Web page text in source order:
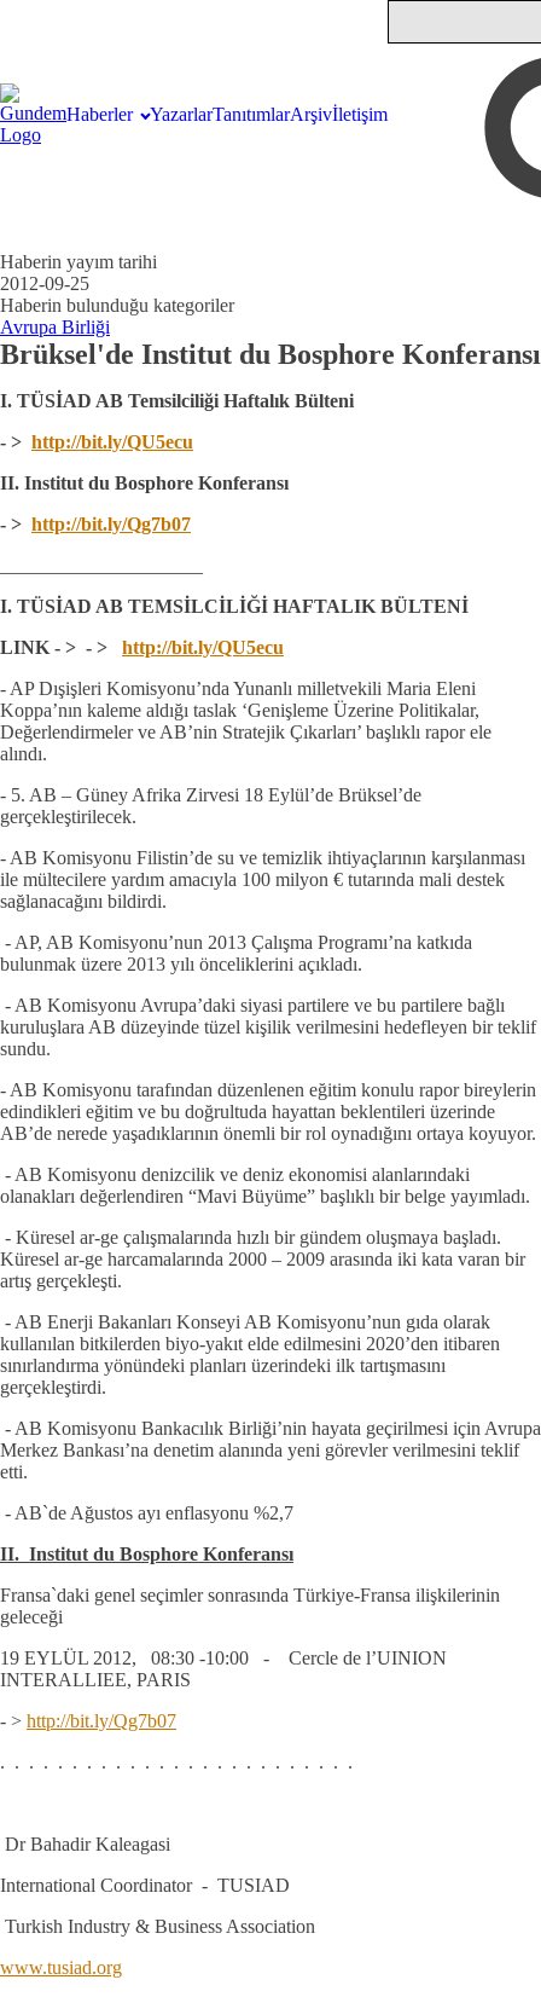
Haberler YazarlarTanıtımlarArşivİletişim
Haberin yayım tarihi
2012-09-25
Haberin bulunduğu kategoriler
Avrupa Birliği
Brüksel'de Institut du Bosphore Konferansı
I. TÜSİAD AB Temsilciliği Haftalık Bülteni
- > http://bit.ly/QU5ecu
II. Institut du Bosphore Konferansı
- > http://bit.ly/Qg7b07
I. TÜSİAD AB TEMSİLCİLİĞİ HAFTALIK BÜLTENİ
LINK - > - > http://bit.ly/QU5ecu
- AP Dışişleri Komisyonu’nda Yunanlı milletvekili Maria Eleni
Koppa’nın kaleme aldığı taslak ‘Genişleme Üzerine Politikalar,
Değerlendirmeler ve AB’nin Stratejik Çıkarları’ başlıklı rapor ele
alındı.
- 5. AB – Güney Afrika Zirvesi 18 Eylül’de Brüksel’de
gerçekleştirilecek.
- AB Komisyonu Filistin’de su ve temizlik ihtiyaçlarının karşılanması
ile mültecilere yardım amacıyla 100 milyon € tutarında mali destek
sağlanacağını bildirdi.
- AP, AB Komisyonu’nun 2013 Çalışma Programı’na katkıda
bulunmak üzere 2013 yılı önceliklerini açıkladı.
- AB Komisyonu Avrupa’daki siyasi partilere ve bu partilere bağlı
kuruluşlara AB düzeyinde tüzel kişilik verilmesini hedefleyen bir teklif
sundu.
- AB Komisyonu tarafından düzenlenen eğitim konulu rapor bireylerin
edindikleri eğitim ve bu doğrultuda hayattan beklentileri üzerinde
AB’de nerede yaşadıklarının önemli bir rol oynadığını ortaya koyuyor.
- AB Komisyonu denizcilik ve deniz ekonomisi alanlarındaki
olanakları değerlendiren “Mavi Büyüme” başlıklı bir belge yayımladı.
- Küresel ar-ge çalışmalarında hızlı bir gündem oluşmaya başladı.
Küresel ar-ge harcamalarında 2000 – 2009 arasında iki kata varan bir
artış gerçekleşti.
- AB Enerji Bakanları Konseyi AB Komisyonu’nun gıda olarak
kullanılan bitkilerden biyo-yakıt elde edilmesini 2020’den itibaren
sınırlandırma yönündeki planları üzerindeki ilk tartışmasını
gerçekleştirdi.
- AB Komisyonu Bankacılık Birliği’nin hayata geçirilmesi için Avrupa
Merkez Bankası’na denetim alanında yeni görevler verilmesini teklif
etti.
- AB`de Ağustos ayı enflasyonu %2,7
II. Institut du Bosphore Konferansı
Fransa`daki genel seçimler sonrasında Türkiye-Fransa ilişkilerinin
geleceği
19 EYLÜL 2012, 08:30 -10:00 - Cercle de l’UINION
INTERALLIEE, PARIS
- > http://bit.ly/Qg7b07
. . . . . . . . . . . . . . . . . . . . . . . . .
Dr Bahadir Kaleagasi
International Coordinator - TUSIAD
Turkish Industry & Business Association
www.tusiad.org